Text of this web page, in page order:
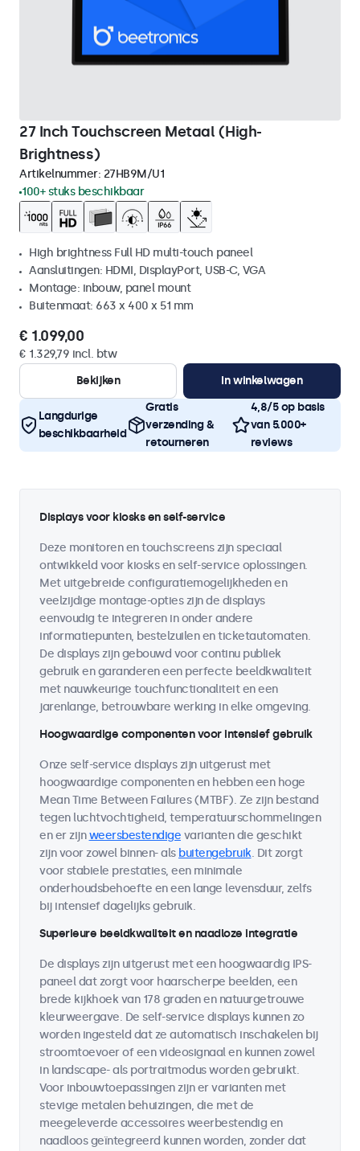
27 Inch Touchscreen Metaal (High-
Brightness)
Artikelnummer: 27HB9M/U1
100+ stuks beschikbaar
High brightness Full HD multi-touch paneel
Aansluitingen: HDMI, DisplayPort, USB-C, VGA
Montage: inbouw, panel mount
Buitenmaat: 663 x 400 x 51 mm
€ 1.099,00
€ 1.329,79 incl. btw
Bekijken
In winkelwagen
Langdurige
beschikbaarheid
Gratis
verzending &
retourneren
4,8/5 op basis
van 5.000+
reviews
Displays voor kiosks en self-service
Deze monitoren en touchscreens zijn speciaal
ontwikkeld voor kiosks en self-service oplossingen.
Met uitgebreide configuratiemogelijkheden en
veelzijdige montage-opties zijn de displays
eenvoudig te integreren in onder andere
informatiepunten, bestelzuilen en ticketautomaten.
De displays zijn gebouwd voor continu publiek
gebruik en garanderen een perfecte beeldkwaliteit
met nauwkeurige touchfunctionaliteit en een
jarenlange, betrouwbare werking in elke omgeving.
Hoogwaardige componenten voor intensief gebruik
Onze self-service displays zijn uitgerust met
hoogwaardige componenten en hebben een hoge
Mean Time Between Failures (MTBF). Ze zijn bestand
tegen luchtvochtigheid, temperatuurschommelingen
en er zijnweersbestendige varianten die geschikt
zijn voor zowel binnen- als buitengebruik. Dit zorgt
voor stabiele prestaties, een minimale
onderhoudsbehoefte en een lange levensduur, zelfs
bij intensief dagelijks gebruik.
Superieure beeldkwaliteit en naadloze integratie
De displays zijn uitgerust met een hoogwaardig IPS-
paneel dat zorgt voor haarscherpe beelden, een
brede kijkhoek van 178 graden en natuurgetrouwe
kleurweergave. De self-service displays kunnen zo
worden ingesteld dat ze automatisch inschakelen bij
stroomtoevoer of een videosignaal en kunnen zowel
in landscape- als portraitmodus worden gebruikt.
Voor inbouwtoepassingen zijn er varianten met
stevige metalen behuizingen, die met de
meegeleverde accessoires weerbestendig en
naadloos geïntegreerd kunnen worden, zonder dat